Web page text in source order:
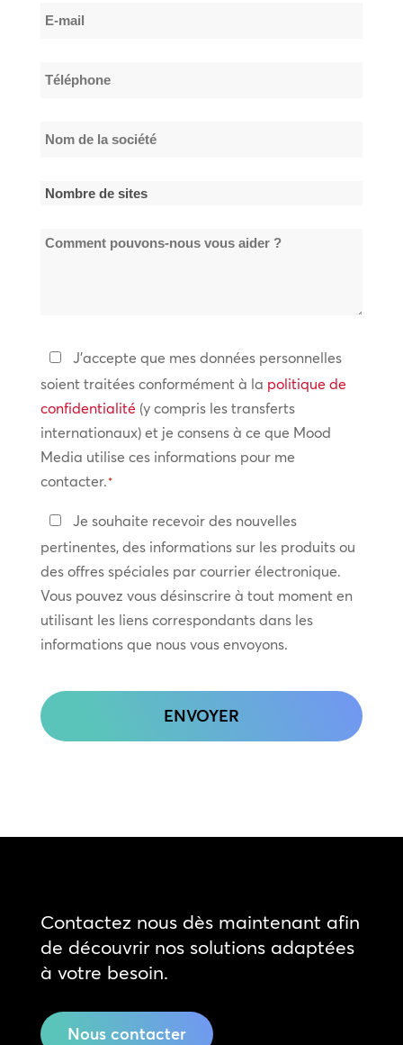
de
E-
Téléphone
Nom
Nombre
sites
Comment
Politique
de
confidentialité
*
J'accepte que mes données personnelles
soient traitées conformément à la politique de
confidentialité(y compris les transferts
internationaux) et je consens à ce que Mood
Media utilise ces informations pour me
contacter.*
Restez
en
contact
Je souhaite recevoir des nouvelles
pertinentes, des informations sur les produits ou
des offres spéciales par courrier électronique.
Vous pouvez vous désinscrire à tout moment en
utilisant les liens correspondants dans les
informations que nous vous envoyons.
Contactez nous dès maintenant afin
de découvrir nos solutions adaptées
à votre besoin.
Nous contacter